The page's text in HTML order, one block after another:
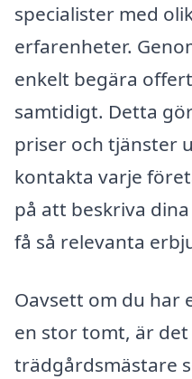
specialister med
erfarenheter.
enkelt begära
samtidigt. Detta
priser och tjänster
kontakta varje
på att beskriva
få så relevanta
Oavsett om du har
en stor tomt, är
trädgårdsmästare